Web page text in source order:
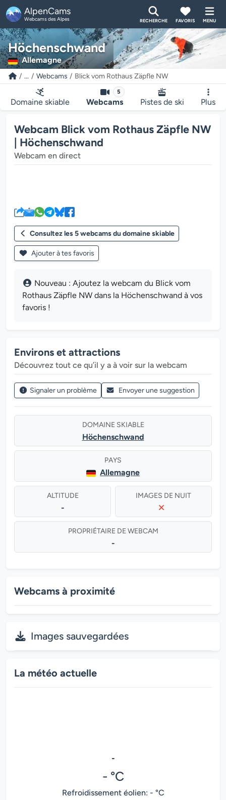
AlpenCams
Webcams des Alpes RECHERCHE FAVORIS MENU
Höchenschwand
Allemagne
... Webcams Blick vom Rothaus Zäpfle NW
Domaine skiable
5
Webcams Pistes de ski Plus
Webcam Blick vom Rothaus Zäpfle NW
| Höchenschwand
Webcam en direct
Consultez les 5 webcams du domaine skiable
Ajouter à tes favoris
Nouveau : Ajoutez la webcam du Blick vom
Rothaus Zäpfle NW dans la Höchenschwand à vos
favoris !
Environs et attractions
Découvrez tout ce qu’il y a à voir sur la webcam
Signaler un problème Envoyer une suggestion
DOMAINE SKIABLE
Höchenschwand
PAYS
Allemagne
ALTITUDE
-
IMAGES DE NUIT
PROPRIÉTAIRE DE WEBCAM
-
Webcams à proximité
Images sauvegardées
La météo actuelle
-
- °C
Refroidissement éolien: - °C